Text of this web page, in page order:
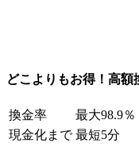
どこよりもお得！高
換金率
最大98.9％
現金化まで 最短5分